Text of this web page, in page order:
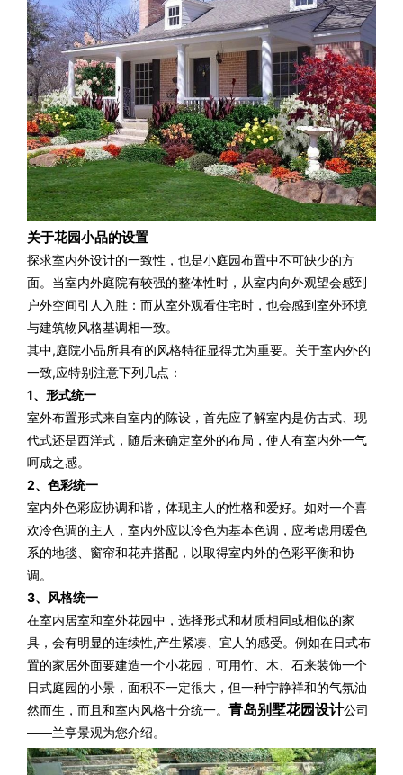
关于花园小品的设置
探求室内外设计的一致性， 也是小庭园布置中不可缺少的方
面。当室内外庭院有较强的整体性时，从室内向外观望会感到
户外空间引人入胜：而从室外观看住宅时，也会感到室外环境
与建筑物风格基调相一致。
其中,庭院小品所具有的风格特征显得尤为重要。关于室内外的
一致,应特别注意下列几点：
1、形式统一
室外布置形式来自室内的陈设，首先应了解室内是仿古式、现
代式还是西洋式，随后来确定室外的布局，使人有室内外一气
呵成之感。
2、色彩统一
室内外色彩应协调和谐，体现主人的性格和爱好。如对一个喜
欢冷色调的主人，室内外应以冷色为基本色调，应考虑用暖色
系的地毯、窗帘和花卉搭配，以取得室内外的色彩平衡和协
调。
3、风格统一
在室内居室和室外花园中，选择形式和材质相同或相似的家
具，会有明显的连续性,产生紧凑、宜人的感受。例如在日式布
置的家居外面要建造一个小花园，可用竹、木、石来装饰一个
日式庭园的小景，面积不一定很大，但一种宁静祥和的气氛油
然而生，而且和室内风格十分统一。 青岛别墅花园设计公司
——兰亭景观为您介绍。